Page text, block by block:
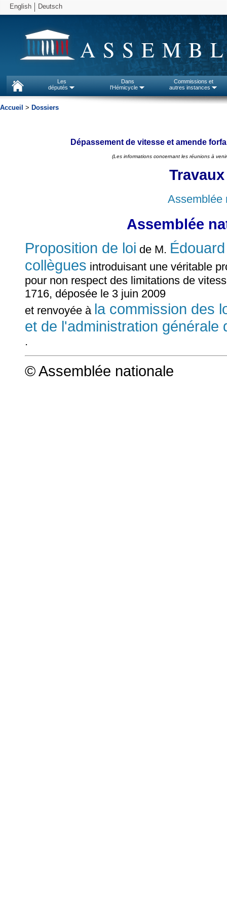
English Deutsch
Les
députés
Dans
l'Hémicycle
Commissions et
autres instances
Accueil > Dossiers
Dépassement de vitesse et amende
(Les informations concernant les réunions à
Assemblée
Assemblée
Proposition de loi de M.
collègues introduisant une véritable
pour non respect des limitations de
1716, déposée le 3 juin 2009
et renvoyée à la commission des
et de l'administration générale
.
© Assemblée nationale